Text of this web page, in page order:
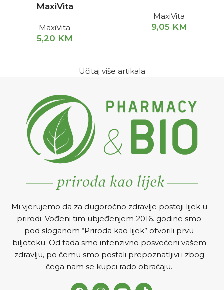
MaxiVita
MaxiVita
5,20 KM
MaxiVita
9,05 KM
Učitaj više artikala
Mi vjerujemo da za dugoročno zdravlje postoji lijek u
prirodi. Vođeni tim ubjeđenjem 2016. godine smo
pod sloganom “Priroda kao lijek” otvorili prvu
biljoteku. Od tada smo intenzivno posvećeni vašem
zdravlju, po čemu smo postali prepoznatljivi i zbog
čega nam se kupci rado obraćaju.